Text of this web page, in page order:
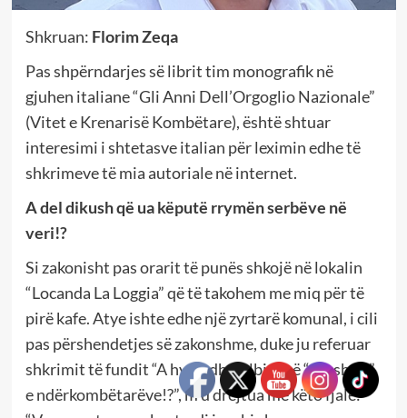
Shkruan: Florim Zeqa
Pas shpërndarjes së librit tim monografik në
gjuhen italiane “Gli Anni Dell’Orgoglio Nazionale”
(Vitet e Krenarisë Kombëtare), është shtuar
interesimi i shtetasve italian për leximin edhe të
shkrimeve të mia autoriale në internet.
A del dikush që ua këputë rrymën serbëve në
veri!?
Si zakonisht pas orarit të punës shkojë në lokalin
“Locanda La Loggia” që të takohem me miq për të
pirë kafe. Atye ishte edhe një zyrtarë komunal, i cili
pas përshendetjes së zakonshme, duke ju referuar
shkrimit të fundit “A hyri edhe Albini në “grushtin”
e ndërkombëtarëve!?”, m’u drejtua më këto fjalë: